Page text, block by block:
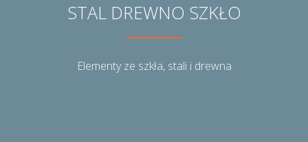
STAL DREWNO SZKŁO
Elementy ze szkła, stali i drewna